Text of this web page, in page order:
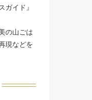
ガイド』
の山ごは
現などを